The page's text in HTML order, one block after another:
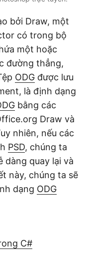
bởi Draw, một
có trong bộ
một hoặc
đường thẳng,
ODG được lưu
là định dạng
bằng các
Draw và
nhiên, nếu các
PSD, chúng ta
dàng quay lại và
này, chúng ta sẽ
dạng ODG
C#